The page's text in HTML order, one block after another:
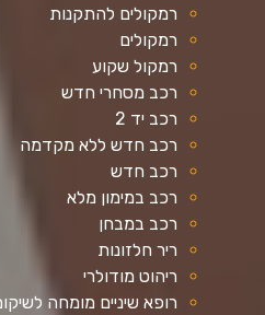
רמקולים להתקנות
רמקולים
רמקול שקוע
רכב מסחרי חדש
רכב יד 2
רכב חדש ללא מקדמה
רכב חדש
רכב במימון מלא
רכב במבחן
ריר חלזונות
ריהוט מודולרי
רופא שיניים מומחה